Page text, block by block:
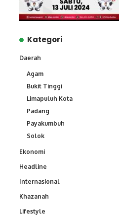
Kategori
Daerah
Agam
Bukit Tinggi
Limapuluh Kota
Padang
Payakumbuh
Solok
Ekonomi
Headline
Internasional
Khazanah
Lifestyle